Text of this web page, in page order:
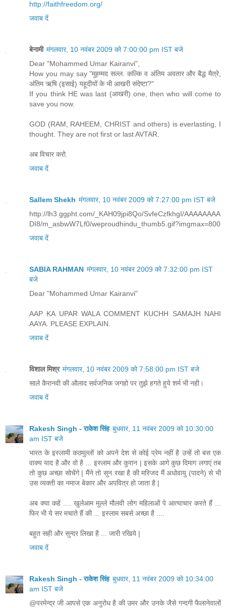
http://faithfreedom.org/
जवाब दें
बेनामी मंगलवार, 10 नवंबर 2009 को 7:00:00 pm IST बजे
Dear "Mohammed Umar Kairanvi",
How you may say "मुहम्मद सल्ल. कल्कि व अंतिम अवतार और बैद्ध मैत्रे,
अंतिम ऋषि (इसाई) यहूदीयों के भी आखरी संदेष्‍टा?"
If you think HE was last (आखरी) one, then who will come to
save you now.
GOD (RAM, RAHEEM, CHRIST and others) is everlasting, I
thought. They are not first or last AVTAR.
अब विचार करो.
जवाब दें
Sallem Shekh मंगलवार, 10 नवंबर 2009 को 7:27:00 pm IST बजे
http://lh3.ggpht.com/_KAH09jpi8Qo/SvfeCzfkhgI/AAAAAAAA
DI8/m_asbwW7Lf0/weproudhindu_thumb5.gif?imgmax=800
जवाब दें
SABIA RAHMAN मंगलवार, 10 नवंबर 2009 को 7:32:00 pm IST
बजे
Dear "Mohammed Umar Kairanvi"
AAP KA UPAR WALA COMMENT KUCHH SAMAJH NAHI
AAYA. PLEASE EXPLAIN.
जवाब दें
विशाल मिश्र मंगलवार, 10 नवंबर 2009 को 7:58:00 pm IST बजे
साले कैरानवी की औलाद सर्वजनिक जगहो पर तुझे हगते हुये शर्म भी नही।
जवाब दें
Rakesh Singh - राकेश सिंह बुधवार, 11 नवंबर 2009 को 10:30:00
am IST बजे
भारत के इस्लामी कठमुल्लों को अपने देश से कोई प्रेम नहीं है उन्हें तो बस एक
वाक्य याद है और वो है ... इस्लाम और कुरान | इसके आगे कुछ दिमाग लगाएं तब
तो कुछ अच्छा सोचेंगे | मैंने तो सुन रखा है की मस्जिद मैं अधोवायु (पादने) से भी
उस व्यक्ती का नमाज बेकार और अपवित्र हो जाता है |
अब क्या कहें .... खुलेआम मुल्ले मौलवी लोग महिलाओं पे आत्याचार करते हैं ...
फिर भी ये सर मचाते हैं की ... इस्लाम सबसे अच्छा है ....
बहुत सही और सुन्दर लिखा है ... जारी रखिये |
जवाब दें
Rakesh Singh - राकेश सिंह बुधवार, 11 नवंबर 2009 को 10:34:00
am IST बजे
@परमेन्द्र जी आपसे एक अनुरोध है की उमर और उनके जैसे गन्दगी फैलानेवालों